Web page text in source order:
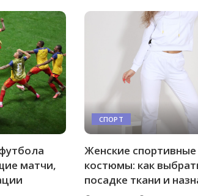
матчи,
СПОРТ
Женские спортивные
костюмы: как
посадке ткани и